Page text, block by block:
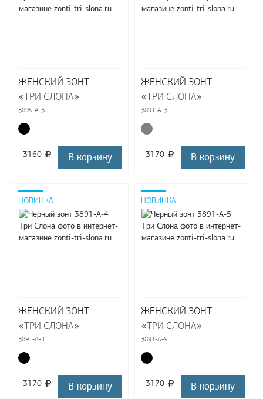
ЖЕНСКИЙ ЗОНТ
«ТРИ СЛОНА»
3895-A-3
3160 В корзину
ЖЕНСКИЙ ЗОНТ
«ТРИ СЛОНА»
3891-A-3
3170 В корзину
НОВИНКА
ЖЕНСКИЙ ЗОНТ
«ТРИ СЛОНА»
3891-A-4
3170 В корзину
НОВИНКА
ЖЕНСКИЙ ЗОНТ
«ТРИ СЛОНА»
3891-A-5
3170 В корзину